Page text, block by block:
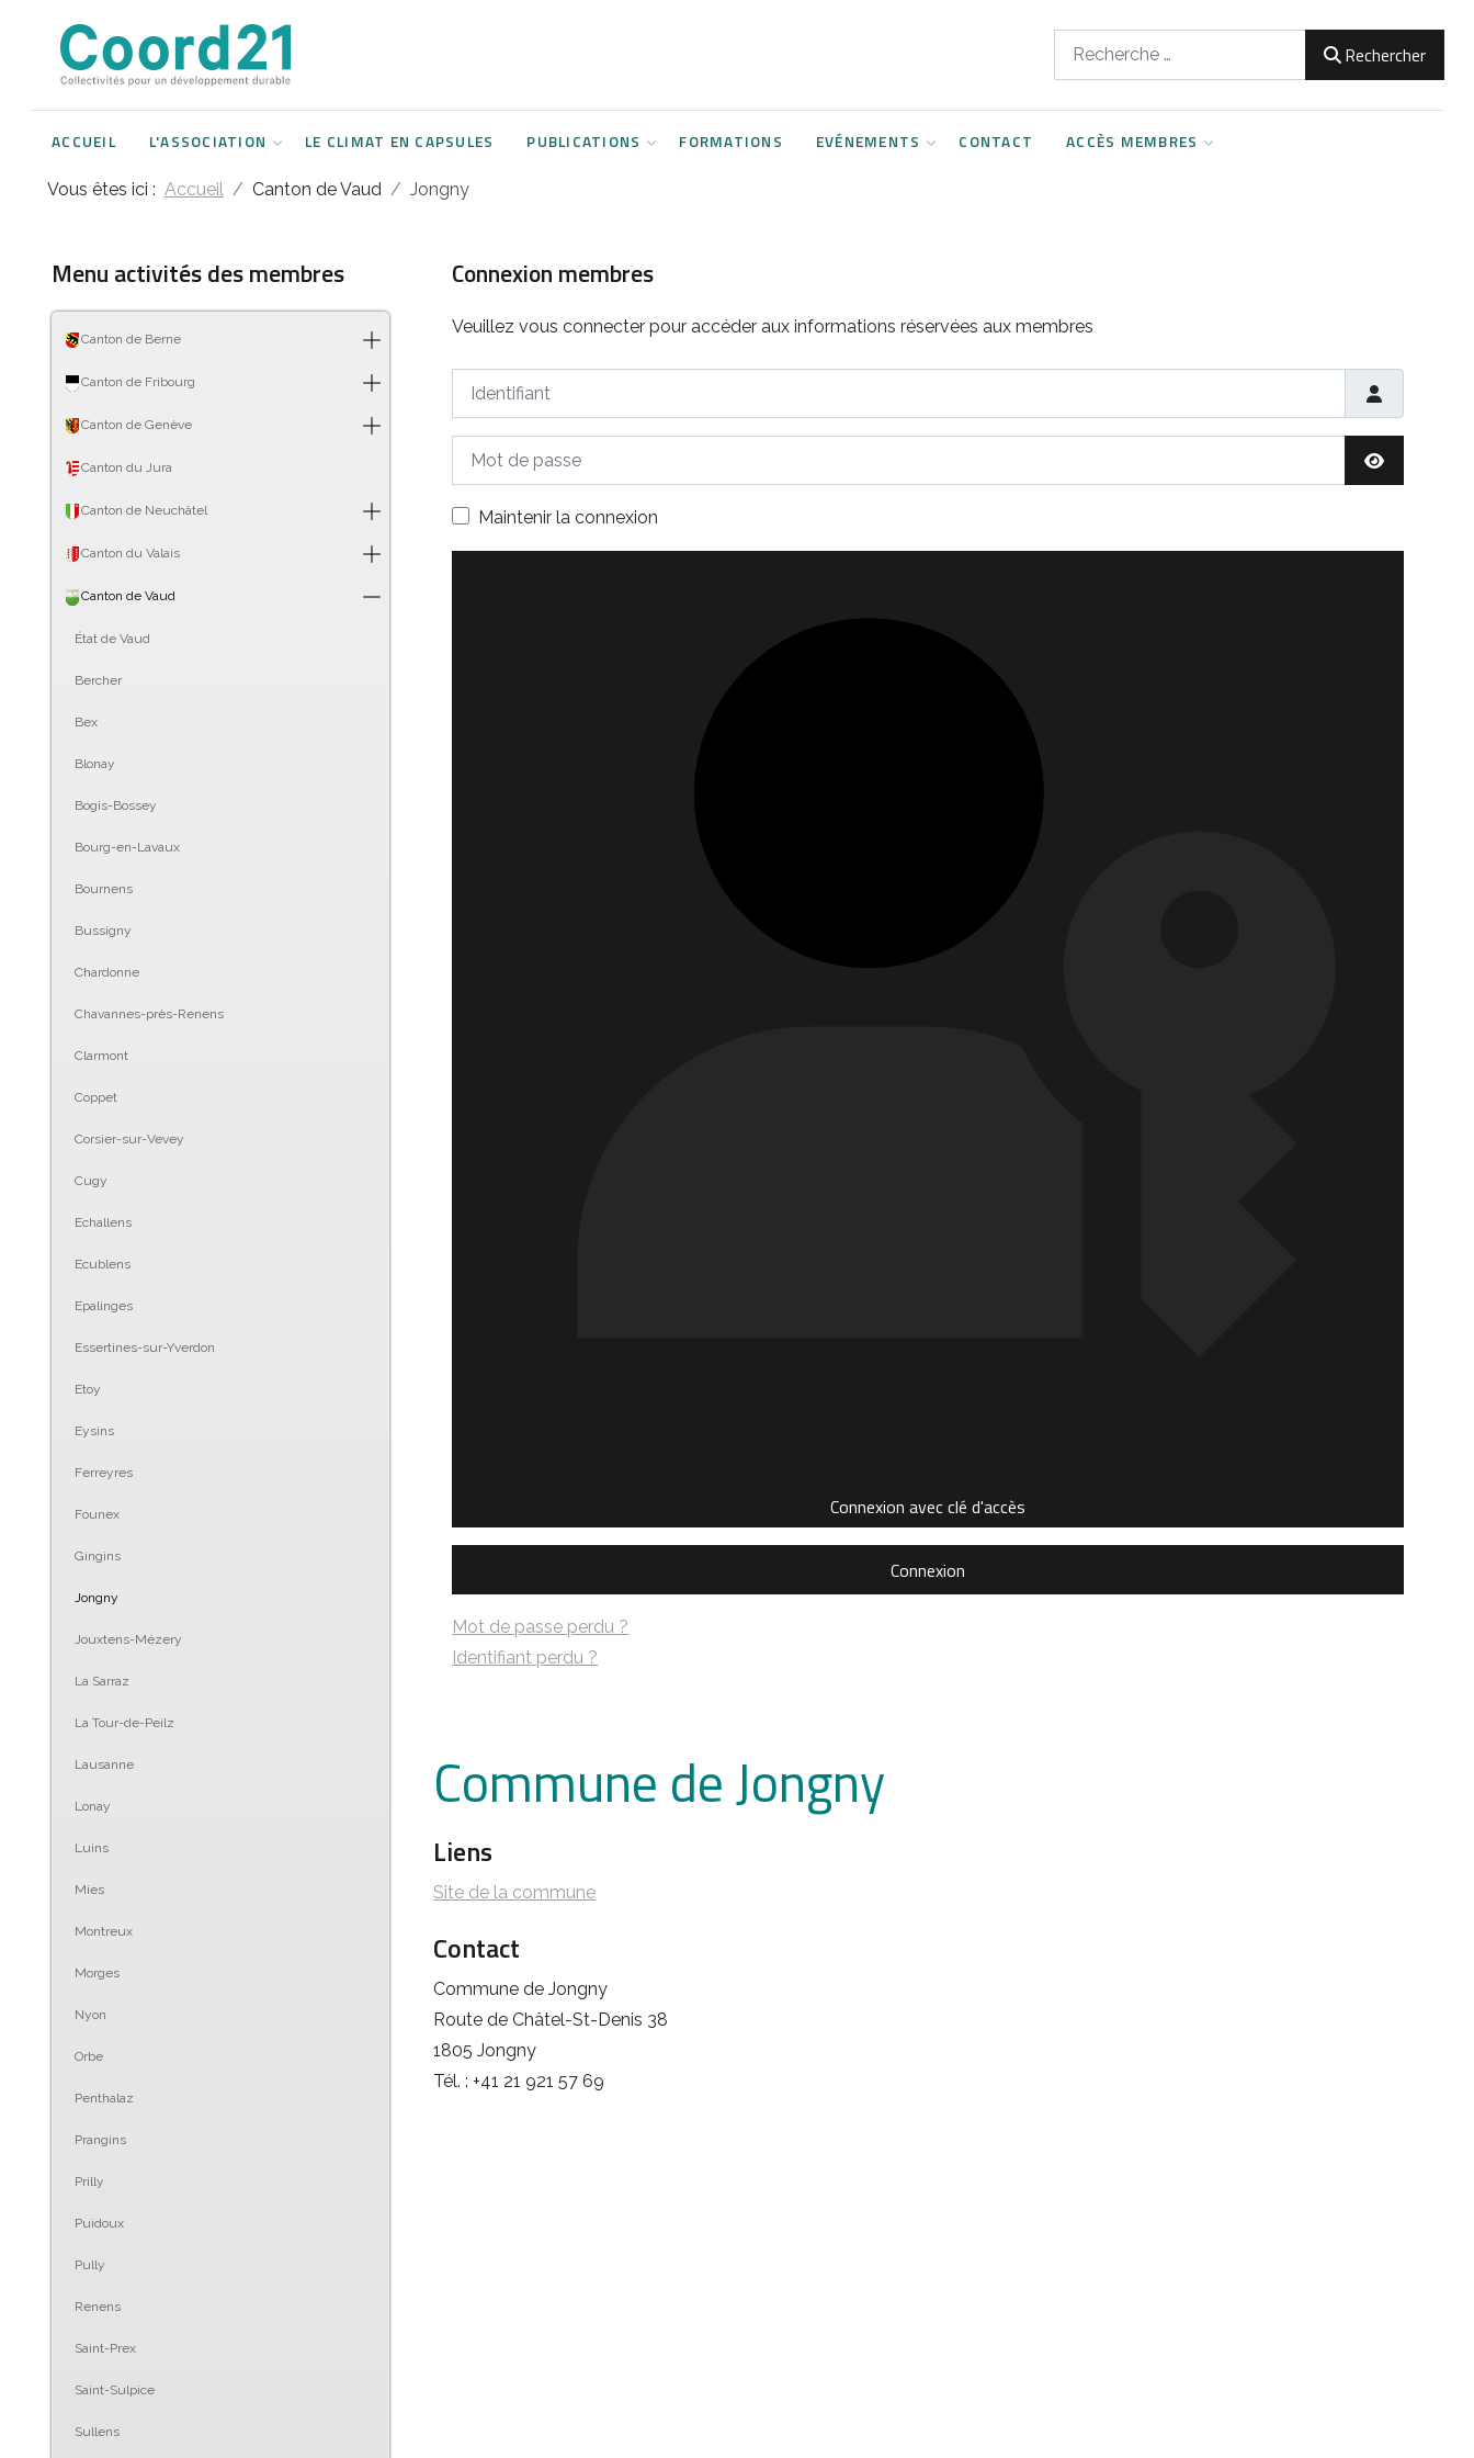
Rechercher
ACCUEIL L'ASSOCIATION LE CLIMAT EN CAPSULES PUBLICATIONS FORMATIONS EVÉNEMENTS CONTACT ACCÈS MEMBRES
Vous êtes ici : Accueil Canton de Vaud Jongny
Menu activités des membres
Canton de Berne
Canton de Fribourg
Canton de Genève
Canton du Jura
Canton de Neuchâtel
Canton du Valais
Canton de Vaud
État de Vaud
Bercher
Bex
Blonay
Bogis-Bossey
Bourg-en-Lavaux
Bournens
Bussigny
Chardonne
Chavannes-près-Renens
Clarmont
Coppet
Corsier-sur-Vevey
Cugy
Echallens
Ecublens
Epalinges
Essertines-sur-Yverdon
Etoy
Eysins
Ferreyres
Founex
Gingins
Jongny
Jouxtens-Mézery
La Sarraz
La Tour-de-Peilz
Lausanne
Lonay
Luins
Mies
Montreux
Morges
Nyon
Orbe
Penthalaz
Prangins
Prilly
Puidoux
Pully
Renens
Saint-Prex
Saint-Sulpice
Sullens
Connexion membres
Veuillez vous connecter pour accéder aux informations réservées aux membres
Identifiant
Mot de passe
Afficher le
Maintenir la connexion
Connexion avec clé d'accès
Connexion
Mot de passe perdu ?
Identifiant perdu ?
Commune de Jongny
Liens
Site de la commune
Contact
Commune de Jongny
Route de Châtel-St-Denis 38
1805 Jongny
Tél. : +41 21 921 57 69
Développement durable et Agenda 21
Implémentation locale de l'Agenda
Assemblées générales
2021
2022
2023
2025
Lettres d'informations
Rencontres thématiques
Documents